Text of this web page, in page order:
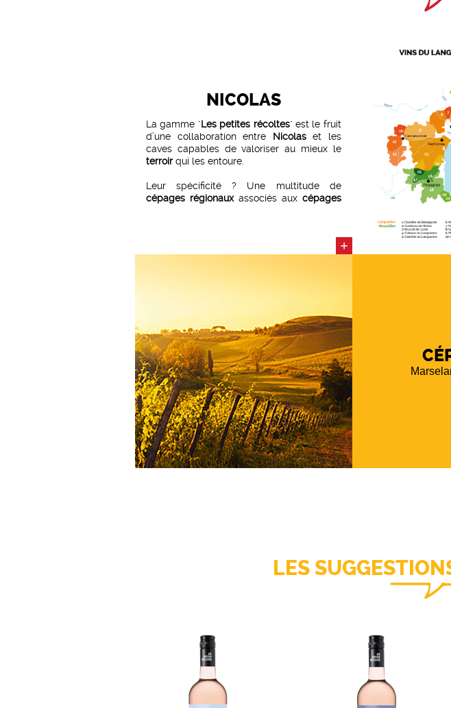
NICOLAS
La gamme "Les petites récoltes" est le fruit
d’une collaboration entre Nicolaset les
caves capables de valoriser au mieux le
terroirqui les entoure.
Leur spécificité ? Une multitude de
cépages régionauxassociés aux cépages
, qui s’adaptent à l’évolution des
Cet assemblage exclusif fait avec
méthode et rigueur exige ensuite une mise
en bouteille dans d’excellentes conditions
de maîtrise tant au point de vuesanitaire
que du respect de laqualité originelle des
vins. Cettetechnicitéest garantie dans les
lieux d’embouteillageschoisis parNicolas.
+
LES